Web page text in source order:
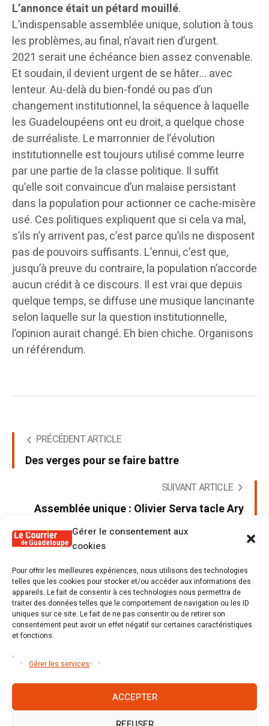
Gérer le consentement aux
cookies
Pour offrir les meilleures expériences, nous utilisons des technologies
telles que les cookies pour stocker et/ou accéder aux informations des
appareils. Le fait de consentir à ces technologies nous permettra de
traiter des données telles que le comportement de navigation ou les ID
uniques sur ce site. Le fait de ne pas consentir ou de retirer son
consentement peut avoir un effet négatif sur certaines caractéristiques
et fonctions.
Gérer les services
ACCEPTER
L’annonce était un pétard mouillé.
L’indispensable assemblée unique, solution à tous
les problèmes, au final, n’avait rien d’urgent.
2021 serait une échéance bien assez convenable.
Et soudain, il devient urgent de se hâter… avec
lenteur. Au-delà du bien-fondé ou pas d’un
changement institutionnel, la séquence à laquelle
les Guadeloupéens ont eu droit, a quelque chose
de surréaliste. Le marronnier de l’évolution
institutionnelle est toujours utilisé comme leurre
par une partie de la classe politique. Il suffit
qu’elle soit convaincue d’un malaise persistant
dans la population pour actionner ce cache-misère
usé. Ces politiques expliquent que si cela va mal,
s’ils n’y arrivent pas, c’est parce qu’ils ne disposent
pas de pouvoirs suffisants. L’ennui, c’est que,
jusqu’à preuve du contraire, la population n’accorde
aucun crédit à ce discours. Il est vrai que depuis
quelque temps, se diffuse une musique lancinante
selon laquelle sur la question institutionnelle,
l’opinion aurait changé. Eh bien chiche. Organisons
un référendum.
PRÉCÉDENT ARTICLE
Des verges pour se faire battre
SUIVANT ARTICLE
Assemblée unique : Olivier Serva tacle Ary
Poster un commentaire
Tu dois êtreconnectéPoster un commentaire.